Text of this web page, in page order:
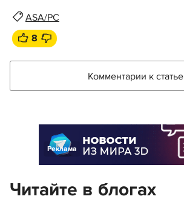
ASA/PC
8
Комментарии к статье
Реклама
Читайте в блогах